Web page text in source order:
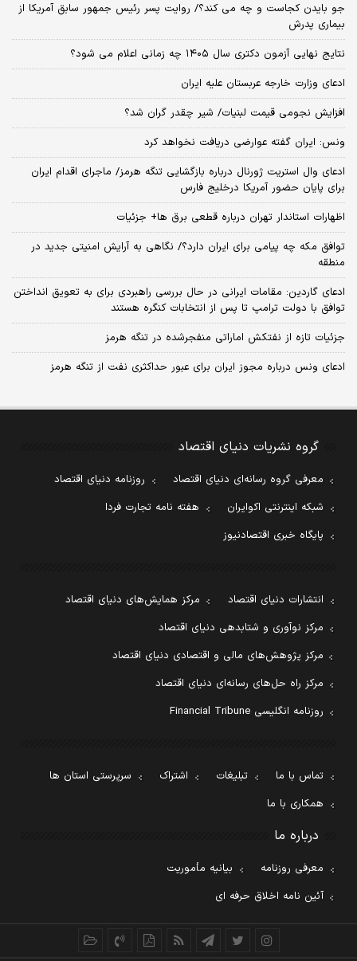
جو بایدن کجاست و چه می کند؟/ روایت پسر رئیس جمهور سابق آمریکا از
بیماری پدرش
نتایج نهایی آزمون دکتری سال ۱۴۰۵ چه زمانی اعلام می شود؟
ادعای وزارت خارجه عربستان علیه ایران
افزایش نجومی قیمت لبنیات/ شیر چقدر گران شد؟
ونس: ایران گفته عوارضی دریافت نخواهد کرد
ادعای وال استریت ژورنال درباره بازگشایی تنگه هرمز/ ماجرای اقدام ایران
برای پایان حضور آمریکا درخلیج فارس
اظهارات استاندار تهران درباره قطعی برق ها+ جزئیات
توافق مکه چه پیامی برای ایران دارد؟/ نگاهی به آرایش امنیتی جدید در
منطقه
ادعای گاردین: مقامات ایرانی در حال بررسی راهبردی برای به تعویق انداختن
توافق با دولت ترامپ تا پس از انتخابات کنگره هستند
جزئیات تازه از نفتکش اماراتی منفجرشده در تنگه هرمز
ادعای ونس درباره مجوز ایران برای عبور حداکثری نفت از تنگه هرمز
گروه نشریات دنیای اقتصاد
معرفی گروه رسانه‌ای دنیای اقتصاد
روزنامه دنیای اقتصاد
شبکه اینترنتی اکوایران
هفته نامه تجارت فردا
پایگاه خبری اقتصادنیوز
انتشارات دنیای اقتصاد
مرکز همایش‌های دنیای اقتصاد
مرکز نوآوری و شتابدهی دنیای اقتصاد
مرکز پژوهش‌های مالی و اقتصادی دنیای اقتصاد
مرکز راه حل‌های رسانه‌ای دنیای اقتصاد
روزنامه انگلیسی Financial Tribune
تماس با ما تبلیغات اشتراک
سرپرستی استان ها
همکاری با ما
درباره ما
معرفی روزنامه
بیانیه مأموریت
آئین نامه اخلاق حرفه ای